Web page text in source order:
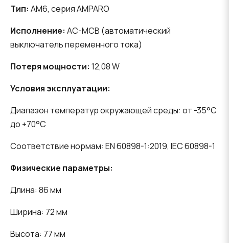
Тип: AM6, серия AMPARO
Исполнение: AC-MCB (автоматический
выключатель переменного тока)
Потеря мощности: 12,08 W
Условия эксплуатации:
Диапазон температур окружающей среды: от -35°C
до +70°C
Соответствие нормам: EN 60898-1:2019, IEC 60898-1
Физические параметры:
Длина: 86 мм
Ширина: 72 мм
Высота: 77 мм